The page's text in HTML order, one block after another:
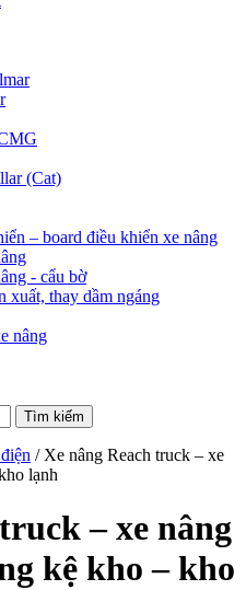
(Cat)
– board điều khiển xe nâng
- cẩu bờ
xuất, thay dầm ngáng
nâng
/ Xe nâng Reach truck – xe
lạnh
– xe nâng
kệ kho – kho